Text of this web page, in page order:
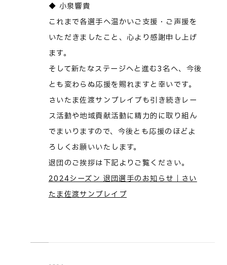
◆ 小泉響貴
これまで各選手へ温かいご支援・ご声援を
いただきましたこと、心より感謝申し上げ
ます。
そして新たなステージへと進む3名へ、今後
とも変わらぬ応援を賜れますと幸いです。
さいたま佐渡サンブレイブも引き続きレー
ス活動や地域貢献活動に精力的に取り組ん
でまいりますので、今後とも応援のほどよ
ろしくお願いいたします。
退団のご挨拶は下記よりご覧ください。
2024シーズン 退団選手のお知らせ｜さい
たま佐渡サンブレイブ